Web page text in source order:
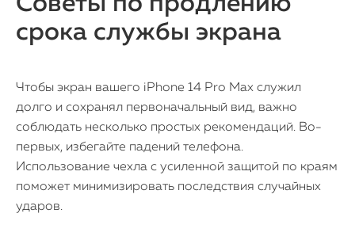
срока службы экрана
Чтобы экран вашего iPhone 14 Pro Max служил
долго и сохранял первоначальный вид, важно
соблюдать несколько простых рекомендаций. Во-
первых, избегайте падений телефона.
Использование чехла с усиленной защитой по краям
поможет минимизировать последствия случайных
ударов.